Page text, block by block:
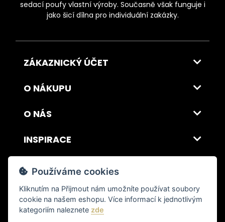
sedací poufy vlastní výroby. Současně však funguje i
jako šicí dílna pro individuální zakázky.
ZÁKAZNICKÝ ÚČET
O NÁKUPU
O NÁS
INSPIRACE
DOPRAVA A PLATBA
© 2026 ITALSKY INTERIER s.r.o. Vytvořilo INIZIO Internet Media s.r.o.|
nastavení cookies
Používáme cookies
Kliknutím na Přijmout nám umožníte používat soubory
cookie na našem eshopu. Více informací k jednotlivým
kategoriím naleznete zde